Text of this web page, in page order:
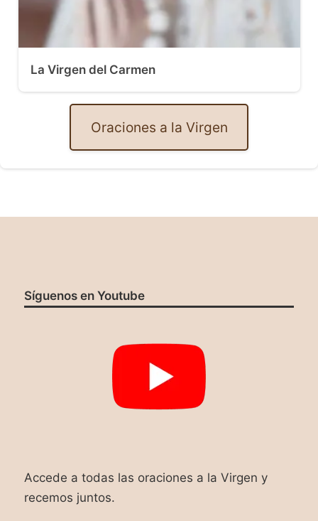
La Virgen del Carmen
Oraciones a la Virgen
Síguenos en Youtube
Accede a todas las oraciones a la Virgen y
recemos juntos.